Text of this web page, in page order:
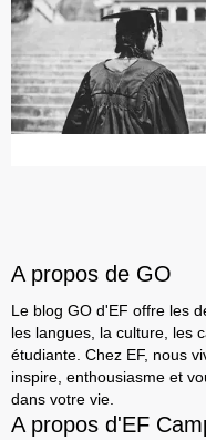
A propos de GO
Le blog GO d'EF offre les
les langues, la culture, les
étudiante. Chez EF, nous
inspire, enthousiasme et
dans votre vie.
A propos d'EF